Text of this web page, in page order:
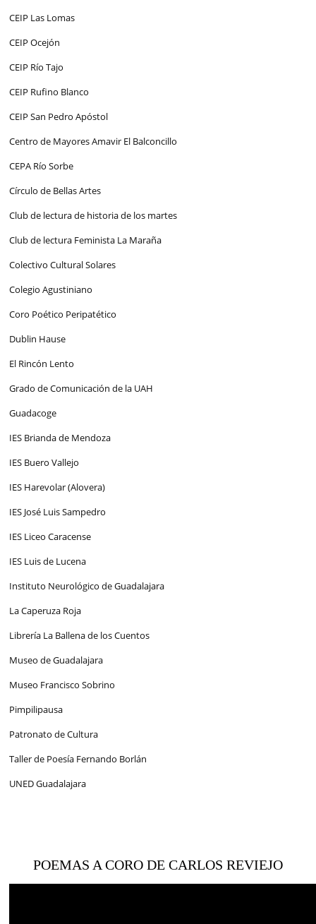
CEIP Las Lomas
CEIP Ocejón
CEIP Río Tajo
CEIP Rufino Blanco
CEIP San Pedro Apóstol
Centro de Mayores Amavir El Balconcillo
CEPA Río Sorbe
Círculo de Bellas Artes
Club de lectura de historia de los martes
Club de lectura Feminista La Maraña
Colectivo Cultural Solares
Colegio Agustiniano
Coro Poético Peripatético
Dublin Hause
El Rincón Lento
Grado de Comunicación de la UAH
Guadacoge
IES Brianda de Mendoza
IES Buero Vallejo
IES Harevolar (Alovera)
IES José Luis Sampedro
IES Liceo Caracense
IES Luis de Lucena
Instituto Neurológico de Guadalajara
La Caperuza Roja
Librería La Ballena de los Cuentos
Museo de Guadalajara
Museo Francisco Sobrino
Pimpilipausa
Patronato de Cultura
Taller de Poesía Fernando Borlán
UNED Guadalajara
POEMAS A CORO DE CARLOS REVIEJO